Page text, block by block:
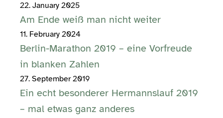
22. January 2025
Am Ende weiß man nicht weiter
11. February 2024
Berlin-Marathon 2019 – eine Vorfreude
in blanken Zahlen
27. September 2019
Ein echt besonderer Hermannslauf 2019
– mal etwas ganz anderes